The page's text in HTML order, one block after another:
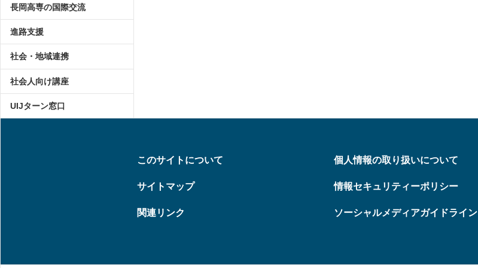
長岡高専の国際交流
進路支援
社会・地域連携
社会人向け講座
UIJターン窓口
このサイトについて
サイトマップ
関連リンク
個人情報の取り扱いについて
情報セキュリティーポリシー
ソーシャルメディアガイドライン